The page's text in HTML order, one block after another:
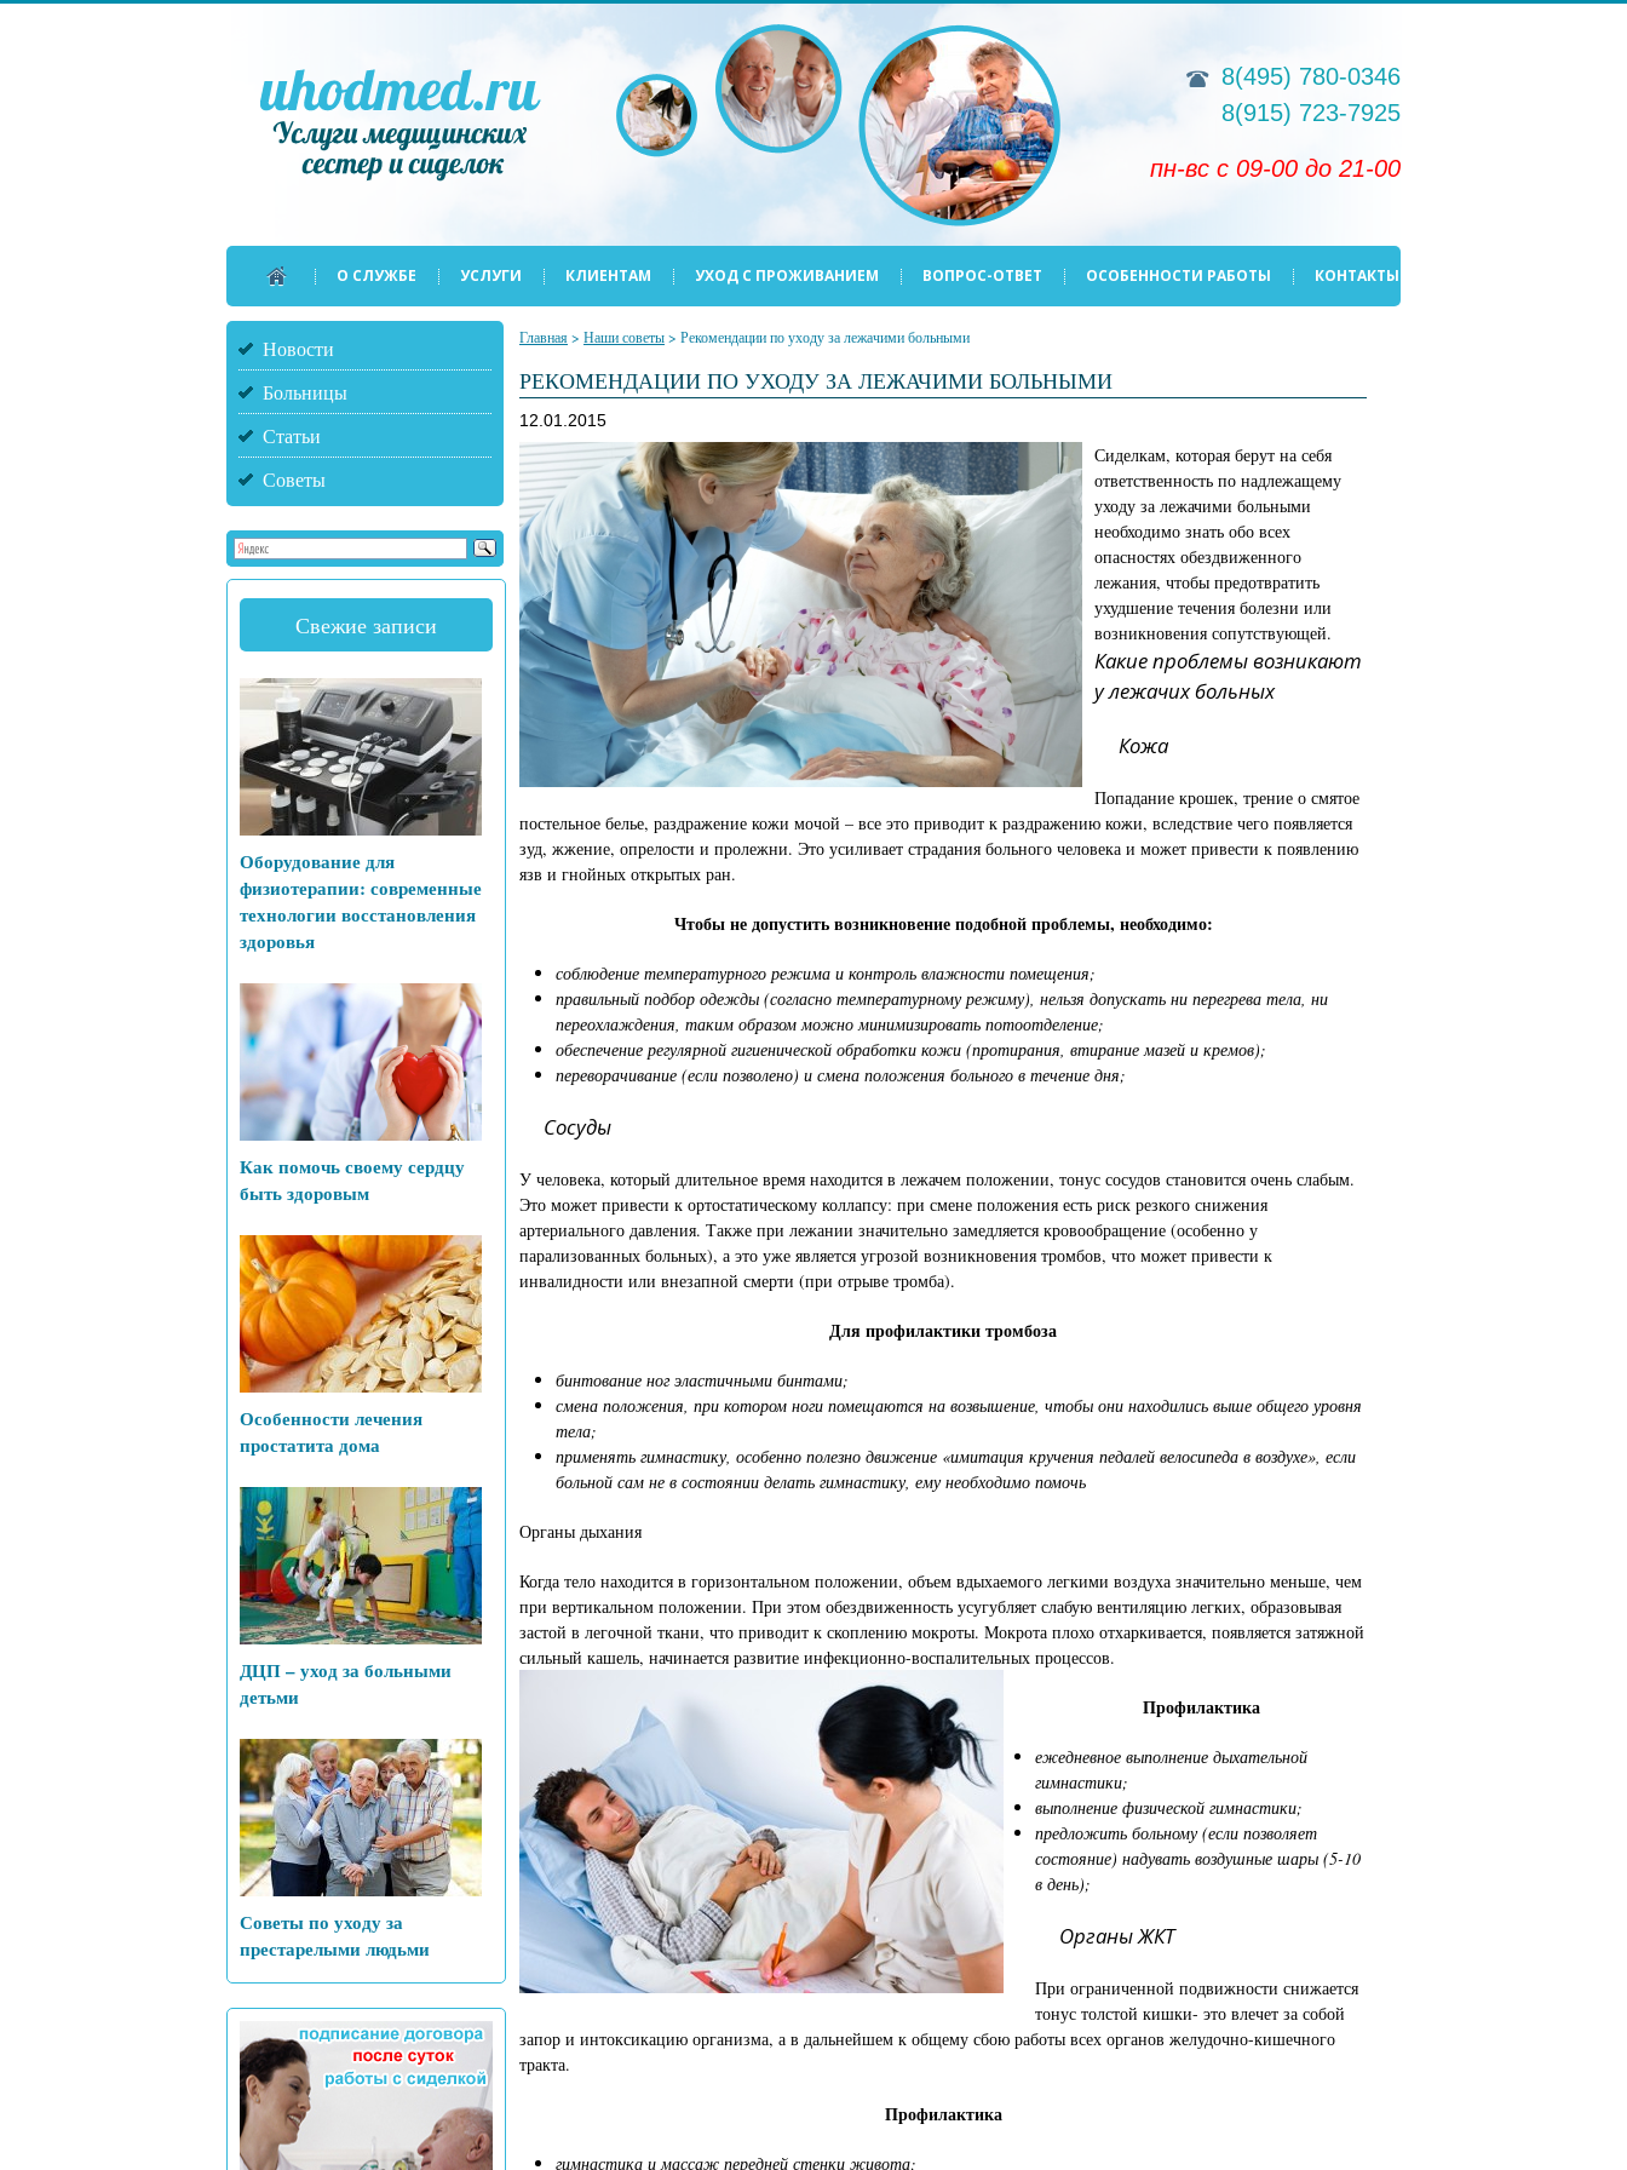
8(495) 780-0346
8(915) 723-7925
пн-вс с 09-00 до 21-00
О СЛУЖБЕ УСЛУГИ КЛИЕНТАМ УХОД С ПРОЖИВАНИЕМ ВОПРОС-ОТВЕТ ОСОБЕННОСТИ РАБОТЫ КОНТАКТЫ
Новости
Больницы
Статьи
Советы
Свежие записи
Оборудование для
физиотерапии: современные
технологии восстановления
здоровья
Как помочь своему сердцу
быть здоровым
Особенности лечения
простатита дома
ДЦП – уход за больными
детьми
Советы по уходу за
престарелыми людьми
Главная> Наши советы> Рекомендации по уходу за лежачими больными
РЕКОМЕНДАЦИИ ПО УХОДУ ЗА ЛЕЖАЧИМИ БОЛЬНЫМИ
12.01.2015
Сиделкам, которая берут на себя
ответственность по надлежащему
уходу за лежачими больными
необходимо знать обо всех
опасностях обездвиженного
лежания, чтобы предотвратить
ухудшение течения болезни или
возникновения сопутствующей.
Какие проблемы возникают
у лежачих больных
Кожа
Попадание крошек, трение о смятое
постельное белье, раздражение кожи мочой – все это приводит к раздражению кожи, вследствие чего появляется
зуд, жжение, опрелости и пролежни. Это усиливает страдания больного человека и может привести к появлению
язв и гнойных открытых ран.
Чтобы не допустить возникновение подобной проблемы, необходимо:
соблюдение температурного режима и контроль влажности помещения;
правильный подбор одежды (согласно температурному режиму), нельзя допускать ни перегрева тела, ни
переохлаждения, таким образом можно минимизировать потоотделение;
обеспечение регулярной гигиенической обработки кожи (протирания, втирание мазей и кремов);
переворачивание (если позволено) и смена положения больного в течение дня;
Сосуды
У человека, который длительное время находится в лежачем положении, тонус сосудов становится очень слабым.
Это может привести к ортостатическому коллапсу: при смене положения есть риск резкого снижения
артериального давления. Также при лежании значительно замедляется кровообращение (особенно у
парализованных больных), а это уже является угрозой возникновения тромбов, что может привести к
инвалидности или внезапной смерти (при отрыве тромба).
Для профилактики тромбоза
бинтование ног эластичными бинтами;
смена положения, при котором ноги помещаются на возвышение, чтобы они находились выше общего уровня
тела;
применять гимнастику, особенно полезно движение «имитация кручения педалей велосипеда в воздухе», если
больной сам не в состоянии делать гимнастику, ему необходимо помочь
Органы дыхания
Когда тело находится в горизонтальном положении, объем вдыхаемого легкими воздуха значительно меньше, чем
при вертикальном положении. При этом обездвиженность усугубляет слабую вентиляцию легких, образовывая
застой в легочной ткани, что приводит к скоплению мокроты. Мокрота плохо отхаркивается, появляется затяжной
сильный кашель, начинается развитие инфекционно-воспалительных процессов.
Профилактика
ежедневное выполнение дыхательной
гимнастики;
выполнение физической гимнастики;
предложить больному (если позволяет
состояние) надувать воздушные шары (5-10
в день);
Органы ЖКТ
При ограниченной подвижности снижается
тонус толстой кишки- это влечет за собой
запор и интоксикацию организма, а в дальнейшем к общему сбою работы всех органов желудочно-кишечного
тракта.
Профилактика
гимнастика и массаж передней стенки живота;